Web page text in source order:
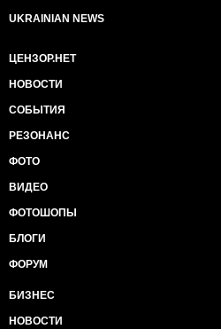
UKRAINIAN NEWS
ЦЕНЗОР.НЕТ
НОВОСТИ
СОБЫТИЯ
РЕЗОНАНС
ФОТО
ВИДЕО
ФОТОШОПЫ
БЛОГИ
ФОРУМ
БИЗНЕС
НОВОСТИ